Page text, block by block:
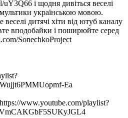
і щодня дивіться веселі
мультики українською мовою.
дитячі хіти від ютуб каналу
вподобайки і поширюйте серед
SonechkoProject
Ea
www.youtube.com/playlist?